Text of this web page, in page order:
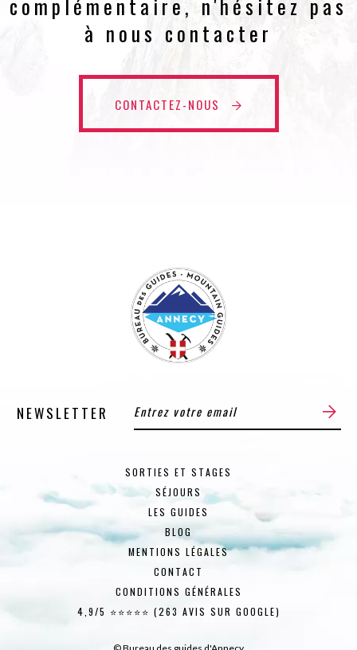
à nous contacter
CONTACTEZ-NOUS
NEWSLETTER
SORTIES ET STAGES
SÉJOURS
LES GUIDES
BLOG
MENTIONS LÉGALES
CONTACT
CONDITIONS GÉNÉRALES
4,9/5 ⭐⭐⭐⭐⭐ (263 AVIS SUR GOOGLE)